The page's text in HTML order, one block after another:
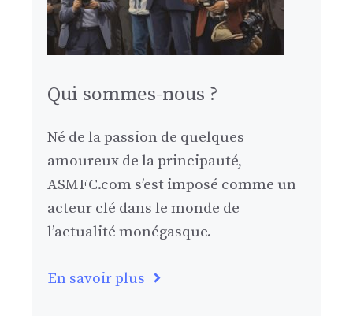
Qui sommes-nous ?
Né de la passion de quelques
amoureux de la principauté,
ASMFC.com s’est imposé comme un
acteur clé dans le monde de
l’actualité monégasque.
En savoir plus